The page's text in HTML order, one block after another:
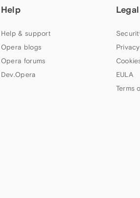
Help
Help & support
Opera blogs
Opera forums
Dev.Opera
Legal
Privacy
EULA
Terms